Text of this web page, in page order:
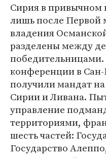
Сирия в привычном
лишь после Первой
владения
разделены между
конференции в Сан-
получили мандат
Сирии и Ливана.
управление
территориями,
шесть частей:
Государство